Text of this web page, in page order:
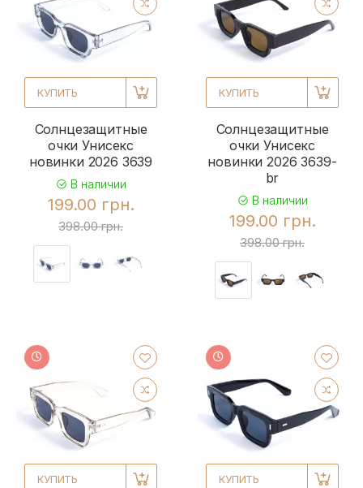
КУПИТЬ
Солнцезащитные
очки Унисекс
новинки 2026 3639
В наличии
199.00 грн.
398.00 грн.
КУПИТЬ
Солнцезащитные
очки Унисекс
новинки 2026 3639-
br
В наличии
199.00 грн.
398.00 грн.
КУПИТЬ КУПИТЬ